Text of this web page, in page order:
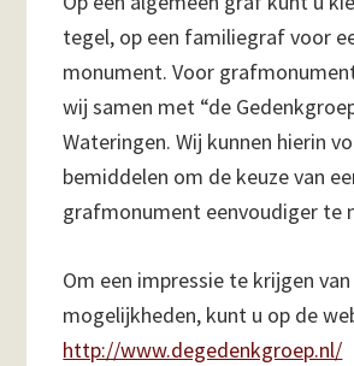
tegel, op een familiegraf voor
monument. Voor
wij samen met “de
Wateringen. Wij kunnen hierin
bemiddelen om de keuze van
grafmonument eenvoudiger te
Om een impressie te krijgen
mogelijkheden, kunt u op de
http://www.degedenkgroep.nl/